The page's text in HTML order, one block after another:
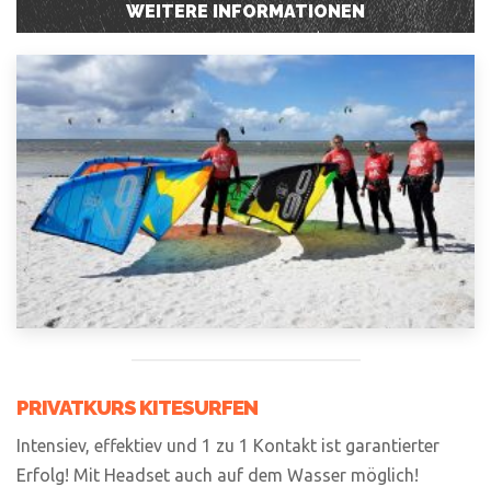
WEITERE INFORMATIONEN
PRIVATKURS KITESURFEN
Intensiev, effektiev und 1 zu 1 Kontakt ist garantierter
Erfolg! Mit Headset auch auf dem Wasser möglich!